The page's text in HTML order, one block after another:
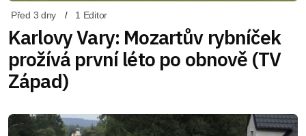
Před 3 dny 1 Editor
Karlovy Vary: Mozartův rybníček
prožívá první léto po obnově (TV
Západ)